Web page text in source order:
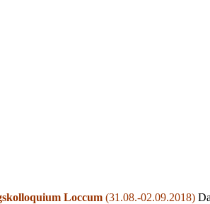
Loccum (31.08.-02.09.2018)